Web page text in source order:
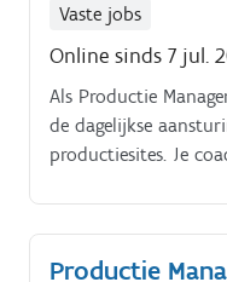
Vaste jobs
Online sinds 7 jul.
Als Productie
de dagelijkse
productiesites. Je
twee Limburgse
Productie